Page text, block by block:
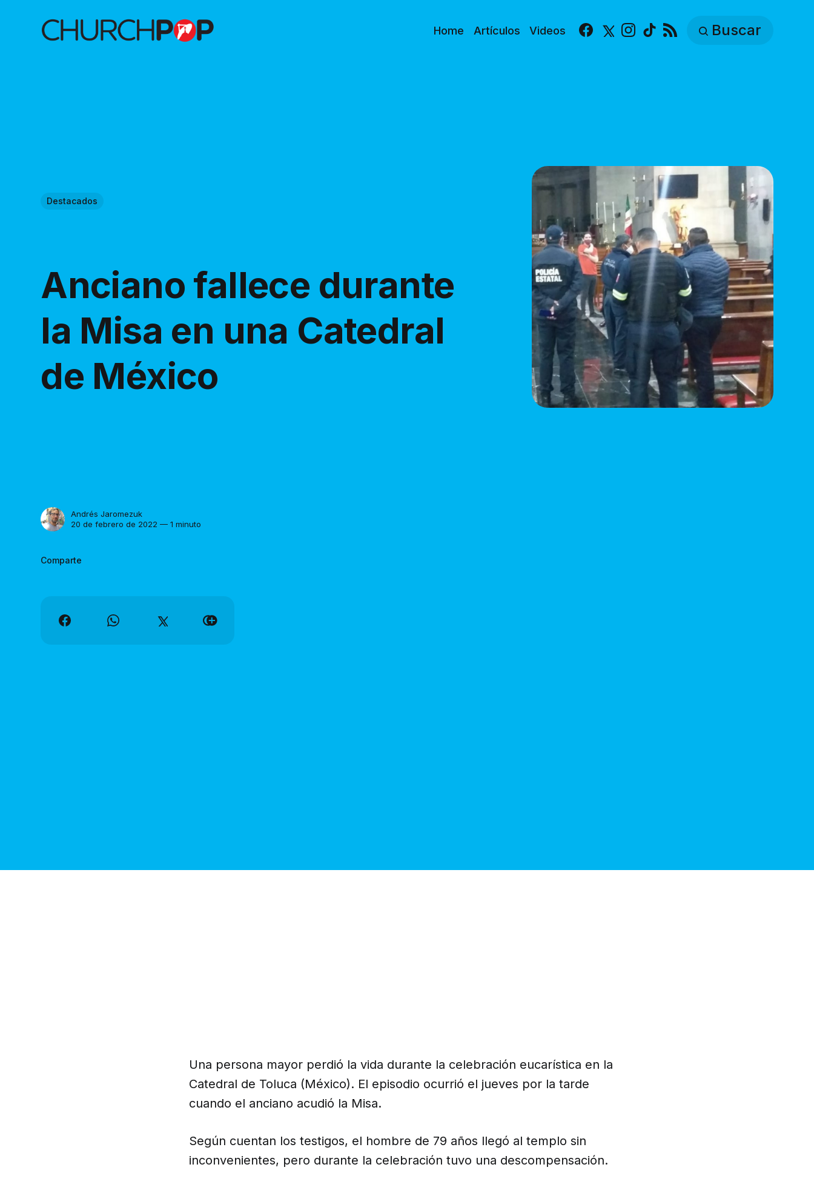
Home Artículos Videos Facebook
X Instagram
TikTok Buscar
Destacados
Anciano fallece durante
la Misa en una Catedral
de México
Andrés Jaromezuk
20 de febrero de 2022 — 1 minuto
Comparte
Una persona mayor perdió la vida durante la celebración eucarística en la
Catedral de Toluca (México). El episodio ocurrió el jueves por la tarde
cuando el anciano acudió la Misa.
Según cuentan los testigos, el hombre de 79 años llegó al templo sin
inconvenientes, pero durante la celebración tuvo una descompensación.